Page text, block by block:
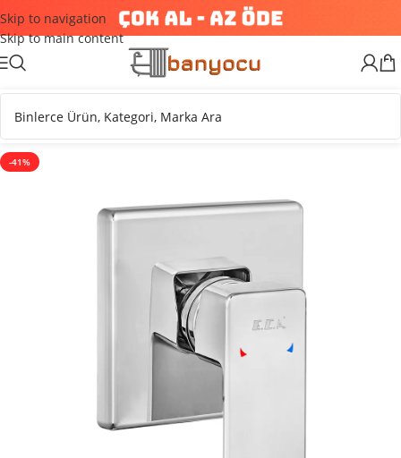
Skip to navigation
Skip to main content
-41%